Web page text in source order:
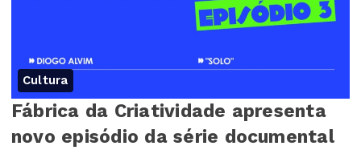
Cultura
Fábrica da Criatividade apresenta
novo episódio da série documental